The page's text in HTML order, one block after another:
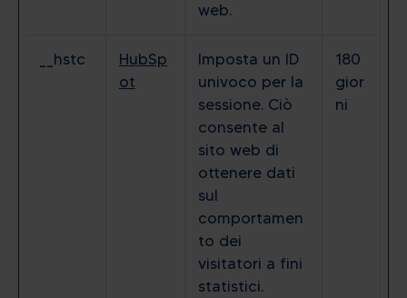
web.
__hstc
HubSp
ot
Imposta un ID
univoco per la
sessione. Ciò
consente al
sito web di
ottenere dati
sul
comportamen
to dei
visitatori a fini
statistici.
180
gior
ni